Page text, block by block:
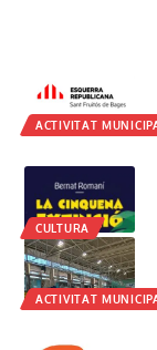
ACTIVITAT
CULTURA
ACTIVITAT